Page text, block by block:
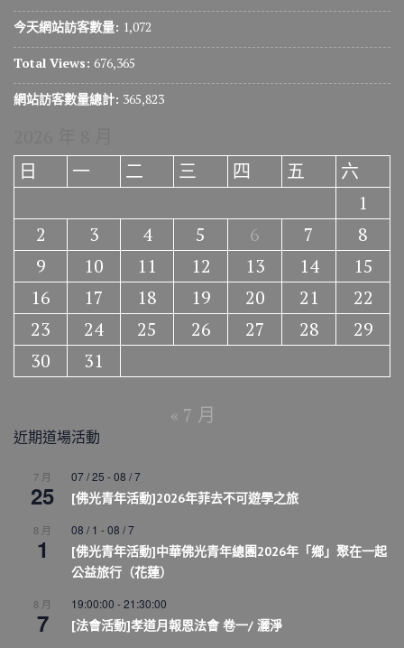
今天網站訪客數量: 1,072
Total Views: 676,365
網站訪客數量總計: 365,823
日
一 二 三 四 五
六
1
2
3 4 5 6 7
8
9
10 11 12 13 14
15
16
17 18 19 20 21
22
23
24 25 26 27 28
29
30
31
« 7 月
近期道場活動
7 月
25
07 / 25 -08 / 7
[佛光青年活動]2026年菲去不可遊學之旅
8 月
1
08 / 1 -08 / 7
[佛光青年活動]中華佛光青年總團2026年「鄉」聚在一起
公益旅行（花蓮）
8 月
7
19:00:00 -21:30:00
[法會活動]孝道月報恩法會 卷一/ 灑淨